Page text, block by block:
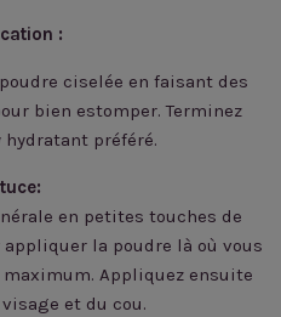
:
ciselée en faisant des
bien estomper. Terminez
hydratant préféré.
en petites touches de
appliquer la poudre là où vous
Appliquez ensuite
et du cou.